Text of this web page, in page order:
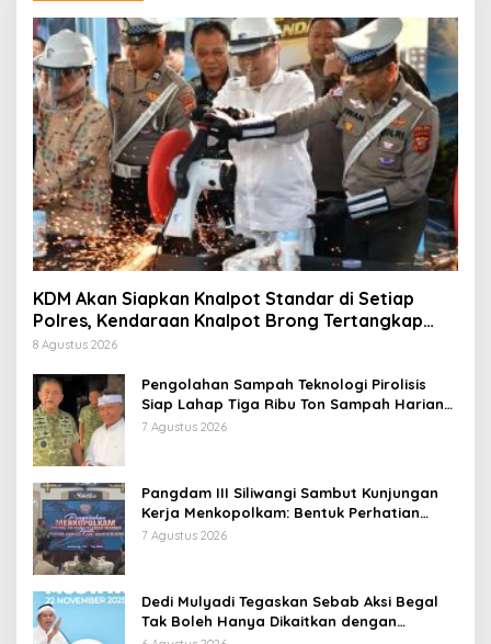
KDM Akan Siapkan Knalpot Standar di Setiap
Polres, Kendaraan Knalpot Brong Tertangkap
Langsung Ganti
8 Agustus 2026
Pengolahan Sampah Teknologi Pirolisis
Siap Lahap Tiga Ribu Ton Sampah Harian
Jawa Barat
7 Agustus 2026
Pangdam III Siliwangi Sambut Kunjungan
Kerja Menkopolkam: Bentuk Perhatian
Pemerintah
7 Agustus 2026
Dedi Mulyadi Tegaskan Sebab Aksi Begal
Tak Boleh Hanya Dikaitkan dengan
Ekonomi